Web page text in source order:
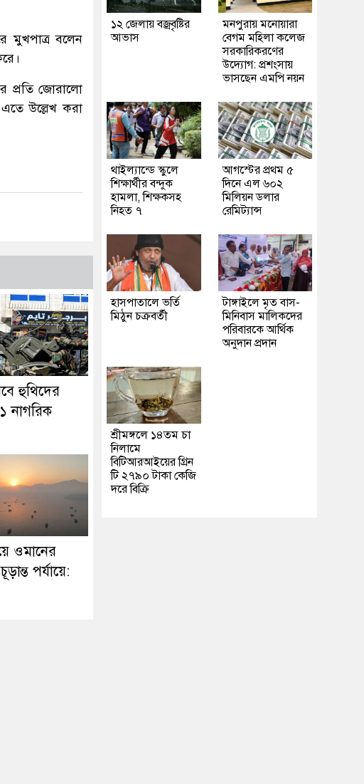
মুখপাত্র বলেন
প্রতি জোরালো
উল্লেখ করা
হুথিদের
নাগরিক
ওমানের
পর্যায়ে:
১২ জেলায় বজ্রবৃষ্টির
আভাস
মনপুরায় মনোয়ারা
বেগম মহিলা কলেজ
সরকারিকরণের
উদ্যোগ: প্রশংসায়
ভাসছেন এমপি নয়ন
থাইল্যান্ডে স্কুলে
শিক্ষার্থীর বন্দুক
হামলা, শিক্ষকসহ
নিহত ৭
আগস্টের প্রথম ৫
দিনে এল ৬০২
মিলিয়ন ডলার
রেমিট্যান্স
হাসপাতালে ভর্তি
মিঠুন চক্রবর্তী
টাঙ্গাইলে মৃত বাস-
মিনিবাস মালিকদের
পরিবারকে আর্থিক
অনুদান প্রদান
শ্রীমঙ্গলে ১৪তম চা
নিলামে
বিটিআরআইয়ের গ্রিন
টি ২৭৯০ টাকা কেজি
দরে বিক্রি